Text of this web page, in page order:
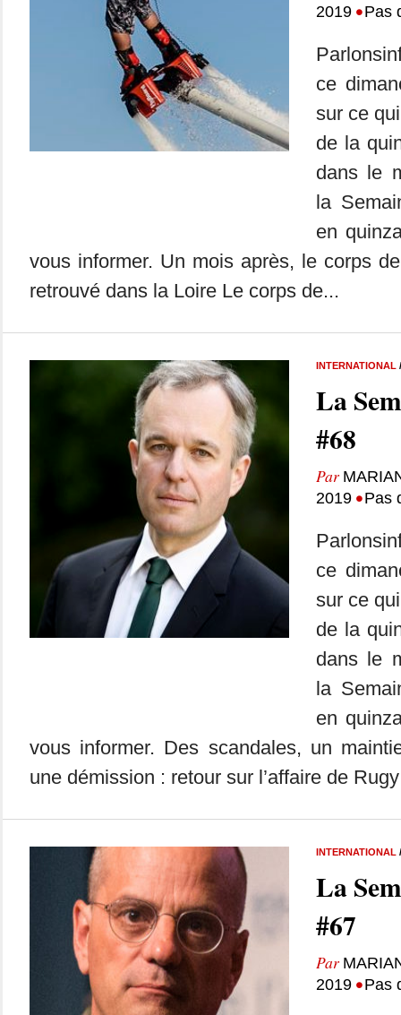
2019 •Pas
ce
sur ce
de la
dans le
la
en
vous informer. Un mois après, le corps
retrouvé dans la Loire Le corps de...
INTERNATIONAL
La
#68
Par
2019 •Pas
ce
sur ce
de la
dans le
la
en
vous informer. Des scandales, un
une démission : retour sur l’affaire de
INTERNATIONAL
La
#67
Par
2019 •Pas